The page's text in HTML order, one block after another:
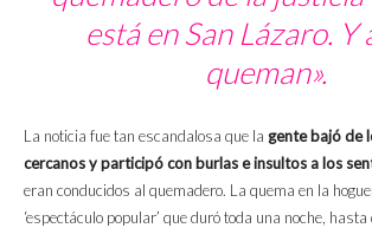
está en San Lázaro. Y
queman».
La noticia fue tan escandalosa que la gente bajó de
cercanos y participó con burlas e insultos a los
eran conducidos al quemadero. La quema en la
‘espectáculo popular’ que duró toda una noche,